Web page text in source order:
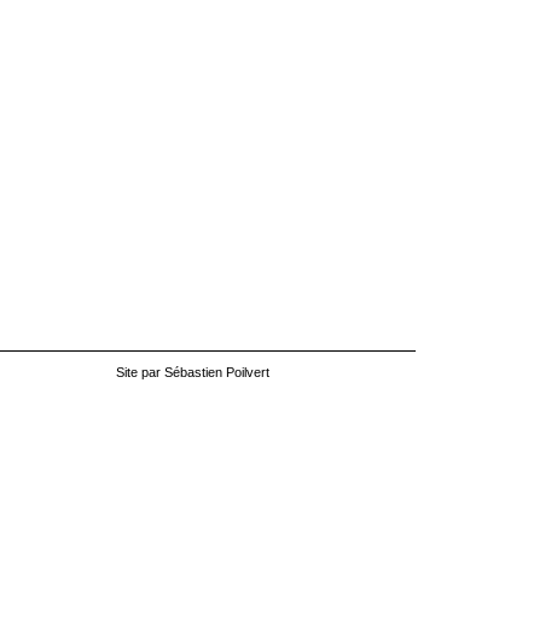
Site par Sébastien Poilvert